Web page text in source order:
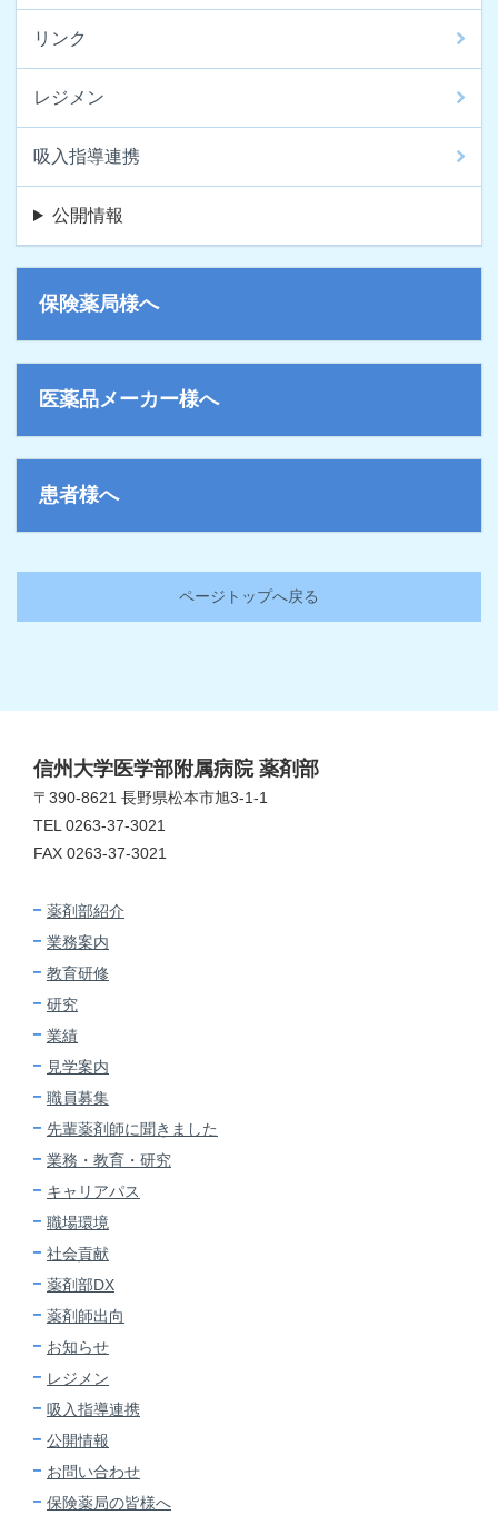
リンク
レジメン
吸入指導連携
公開情報
保険薬局様へ
医薬品メーカー様へ
患者様へ
ページトップへ戻る
薬剤部紹介
業務案内
教育研修
研究
業績
見学案内
職員募集
先輩薬剤師に聞きました
業務・教育・研究
キャリアパス
職場環境
社会貢献
薬剤部DX
薬剤師出向
お知らせ
レジメン
吸入指導連携
公開情報
お問い合わせ
保険薬局の皆様へ
信州大学医学部附属病院 薬剤部
〒390-8621 長野県松本市旭3-1-1
TEL 0263-37-3021
FAX 0263-37-3021